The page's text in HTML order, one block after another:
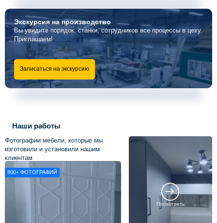
Экскурсияна производство
Вы увидите порядок, станки, сотрудников все процессы в цеху.
Приглашаем!
Записаться на экскурсию
Наши работы
Фотографии мебели, которые мы
изготовили и установили нашим
клиентам
800+ ФОТОГРАФИЙ
Посмотреть